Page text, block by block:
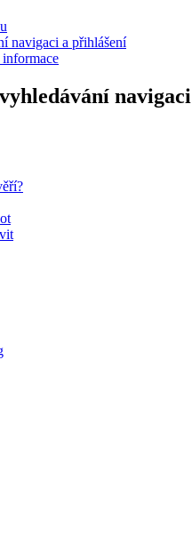
navigaci a přihlášení
navigaci